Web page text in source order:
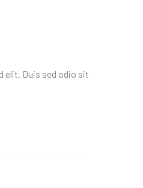
elit. Duis sed odio sit